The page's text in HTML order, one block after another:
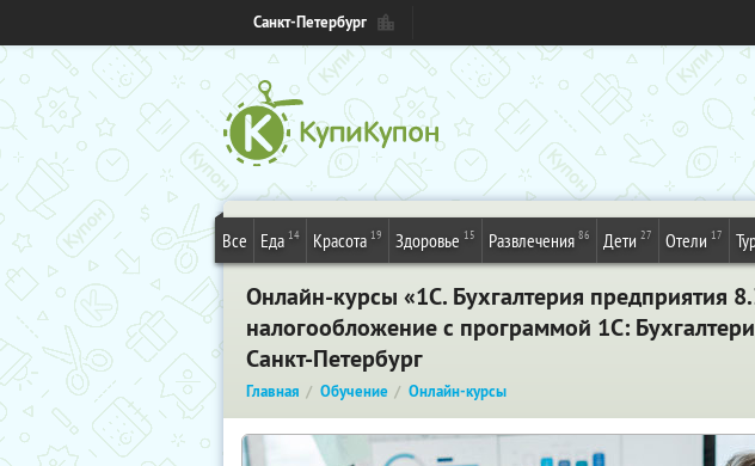
Санкт-Петербург
Все Еда 14 Красота 19 Здоровье 15 Развлечения 86 Дети 27 Отели 17
Онлайн-курсы «1С. Бухгалтерия предприятия
налогообложение с программой 1С:
Санкт-Петербург
Главная Обучение Онлайн-курсы